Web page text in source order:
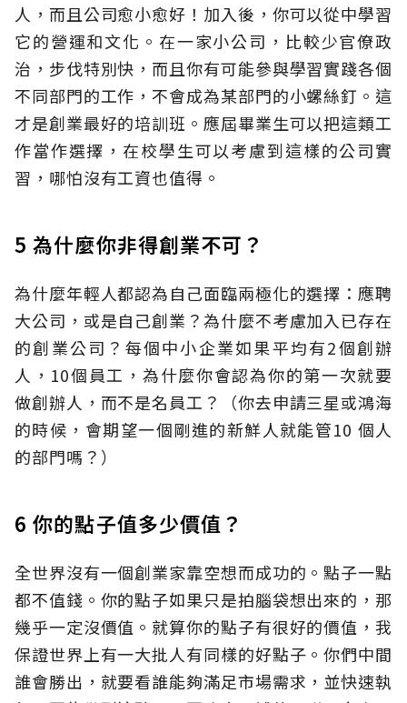
人，而且公司愈小愈好！加入後，你可以從中學習
它的營運和文化。在一家小公司，比較少官僚政
治，步伐特別快，而且你有可能參與學習實踐各個
不同部門的工作，不會成為某部門的小螺絲釘。這
才是創業最好的培訓班。應屆畢業生可以把這類工
作當作選擇，在校學生可以考慮到這樣的公司實
習，哪怕沒有工資也值得。
5 為什麼你非得創業不可？
為什麼年輕人都認為自己面臨兩極化的選擇：應聘
大公司，或是自己創業？為什麼不考慮加入已存在
的創業公司？每個中小企業如果平均有2個創辦
人，10個員工，為什麼你會認為你的第一次就要
做創辦人，而不是名員工？（你去申請三星或鴻海
的時候，會期望一個剛進的新鮮人就能管10 個人
的部門嗎？）
6 你的點子值多少價值？
全世界沒有一個創業家靠空想而成功的。點子一點
都不值錢。你的點子如果只是拍腦袋想出來的，那
幾乎一定沒價值。就算你的點子有很好的價值，我
保證世界上有一大批人有同樣的好點子。你們中間
誰會勝出，就要看誰能夠滿足市場需求，並快速執